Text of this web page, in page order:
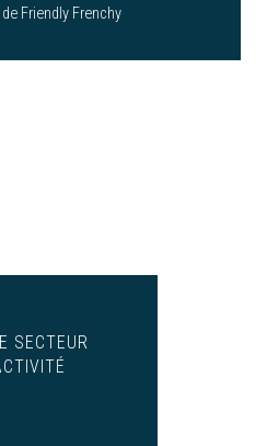
Friendly Frenchy
SECTEUR